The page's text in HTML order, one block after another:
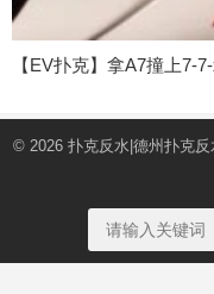
【EV扑克】拿A7撞上7-
© 2026 扑克反水|德州扑克反